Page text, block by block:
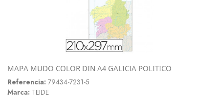
MAPA MUDO COLOR DIN A4 GALICIA POLITICO
Referencia: 79434-7231-5
Marca: TEIDE